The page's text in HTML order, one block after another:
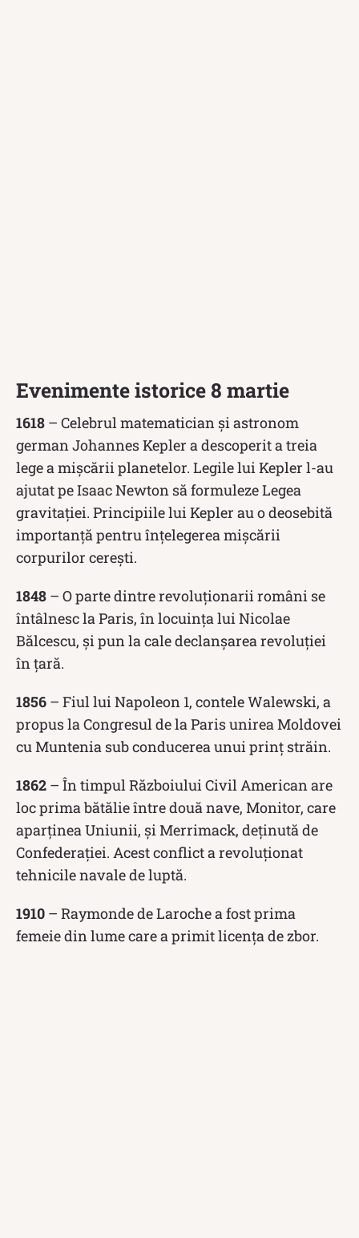
Evenimente istorice 8 martie
1618 – Celebrul matematician și astronom
german Johannes Kepler a descoperit a treia
lege a mișcării planetelor. Legile lui Kepler l-au
ajutat pe Isaac Newton să formuleze Legea
gravitației. Principiile lui Kepler au o deosebită
importanță pentru înțelegerea mișcării
corpurilor cerești.
1848 – O parte dintre revoluționarii români se
întâlnesc la Paris, în locuința lui Nicolae
Bălcescu, și pun la cale declanșarea revoluției
în țară.
1856 – Fiul lui Napoleon 1, contele Walewski, a
propus la Congresul de la Paris unirea Moldovei
cu Muntenia sub conducerea unui prinț străin.
1862 – În timpul Războiului Civil American are
loc prima bătălie între două nave, Monitor, care
aparținea Uniunii, și Merrimack, deținută de
Confederației. Acest conflict a revoluționat
tehnicile navale de luptă.
1910 – Raymonde de Laroche a fost prima
femeie din lume care a primit licența de zbor.